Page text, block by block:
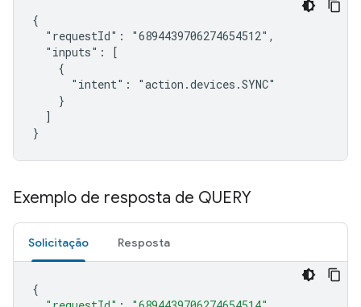
{
  "requestId": "6894439706274654512",
  "inputs": [
    {
      "intent": "action.devices.SYNC"
    }
  ]
}
Exemplo de resposta de QUERY
Solicitação Resposta
{